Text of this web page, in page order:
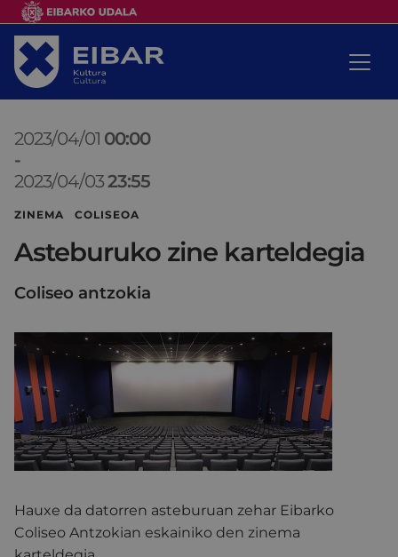
2023/04/01 00:00
-
2023/04/0323:55
ZINEMA COLISEOA
Asteburuko zine karteldegia
Coliseo antzokia
Hauxe da datorren asteburuan zehar Eibarko
Coliseo Antzokian eskainiko den zinema